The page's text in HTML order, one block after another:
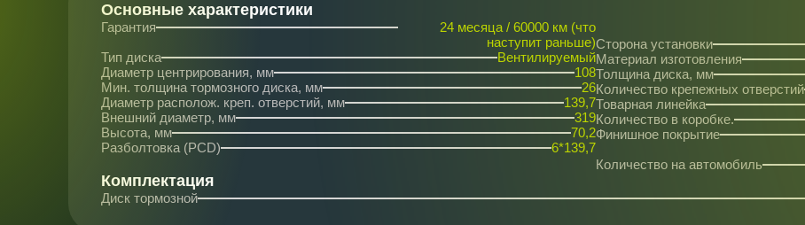
Основные характеристики
Гарантия
24 месяца / 60000 км (что
наступит раньше)
Тип диска
Вентилируемый
Диаметр центрирования, мм
108
Мин. толщина тормозного диска, мм
26
Диаметр располож. креп. отверстий, мм
139,7
Внешний диаметр, мм
319
Высота, мм
70,2
Разболтовка (PCD)
6*139,7
Сторона установки
Материал изготовления
Толщина диска, мм
Количество крепежных отверстий
Товарная линейка
Количество в коробке.
Финишное покрытие
Количество на автомобиль
Комплектация
Диск тормозной